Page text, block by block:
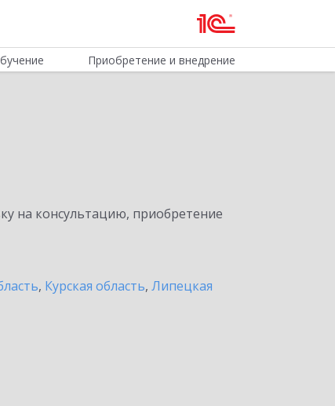
Приобретение и внедрение
на консультацию, приобретение
, Курская область, Липецкая